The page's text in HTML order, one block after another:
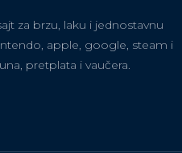
za brzu, laku i jednostavnu
apple, google, steam i
pretplata i vaučera.